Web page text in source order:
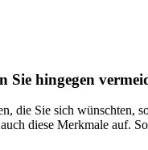
Sie hingegen
die Sie sich wünschten,
diese Merkmale auf.